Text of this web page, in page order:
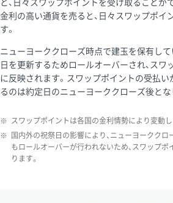
と、日々スワップポイントを受け取ることが
金利の高い通貨を売ると、日々スワップポイ
す。
ニューヨーククローズ時点で建玉を保有して
日を更新するためロールオーバーされ、スワ
に反映されます。スワップポイントの受払い
るのは約定日のニューヨーククローズ後とな
※ スワップポイントは各国の金利情勢により変動し
※
国内外の祝祭日の影響により、ニューヨークク
もロールオーバーが行われないため、スワップ
ります。